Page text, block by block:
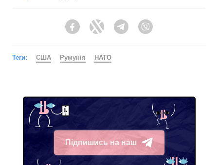
FacebookTwitter Telegram
Теги: США Румунія НАТО
Підпишись на наш
Telegram